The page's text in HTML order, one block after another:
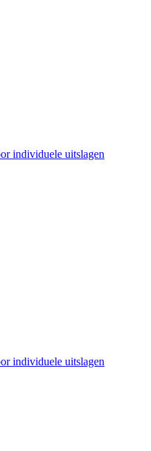
individuele uitslagen
individuele uitslagen